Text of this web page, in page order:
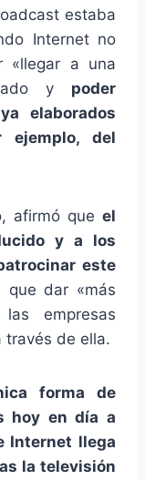
estaba
Internet no
«llegar a una
y poder
elaborados
ejemplo, del
afirmó que el
y a los
este
que dar «más
empresas
través de ella.
forma de
hoy en día a
Internet llega
la televisión